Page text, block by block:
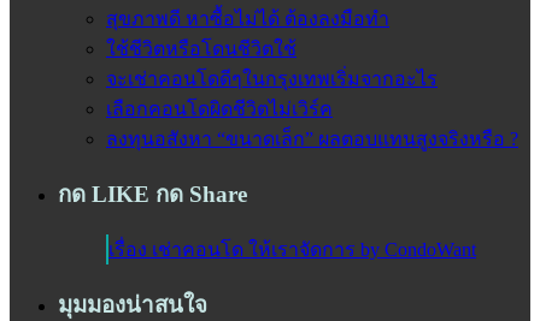
สุขภาพดี หาซื้อไม่ได้ ต้องลงมือทำ
ใช้ชีวิตหรือโดนชีวิตใช้
จะเช่าคอนโดดีๆในกรุงเทพเริ่มจากอะไร
เลือกคอนโดผิดชีวิตไม่เวิร์ค
ลงทุนอสังหา “ขนาดเล็ก” ผลตอบแทนสูงจริงหรือ ?
กด LIKE กด Share
เรื่อง เช่าคอนโด ให้เราจัดการ by CondoWant
มุมมองน่าสนใจ